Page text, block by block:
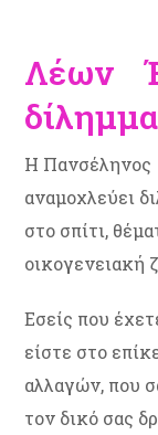
Λέων
Η Πανσέληνος
αναμοχλεύει
στο σπίτι,
οικογενειακή
Εσείς που
είστε στο
αλλαγών, που
τον δικό σας